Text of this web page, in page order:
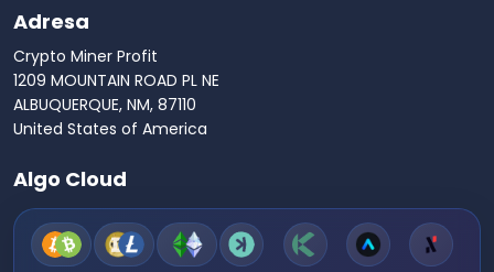
Adresa
Crypto Miner Profit
1209 MOUNTAIN ROAD PL NE
ALBUQUERQUE, NM, 87110
United States of America
Algo Cloud